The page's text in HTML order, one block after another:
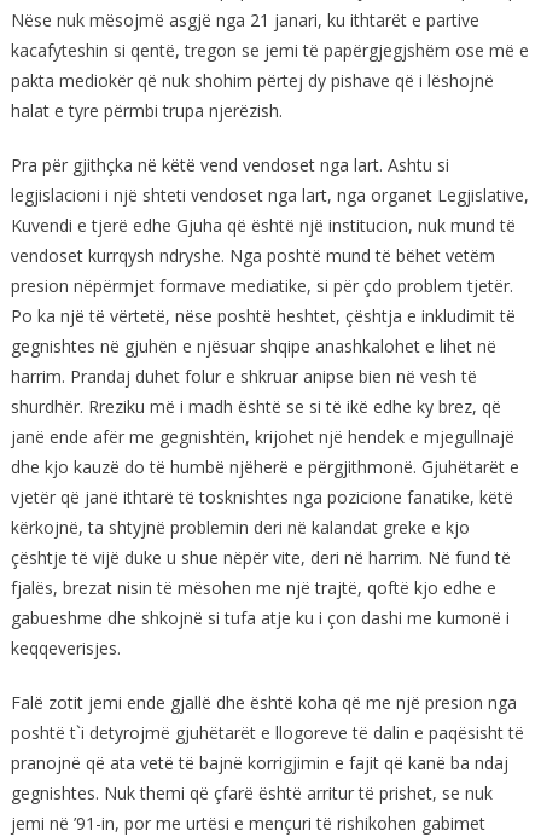
Nëse nuk mësojmë asgjë nga 21 janari, ku ithtarët e partive
kacafyteshin si qentë, tregon se jemi të papërgjegjshëm ose më e
pakta mediokër që nuk shohim përtej dy pishave që i lëshojnë
halat e tyre përmbi trupa njerëzish.
Pra për gjithçka në këtë vend vendoset nga lart. Ashtu si
legjislacioni i një shteti vendoset nga lart, nga organet Legjislative,
Kuvendi e tjerë edhe Gjuha që është një institucion, nuk mund të
vendoset kurrqysh ndryshe. Nga poshtë mund të bëhet vetëm
presion nëpërmjet formave mediatike, si për çdo problem tjetër.
Po ka një të vërtetë, nëse poshtë heshtet, çështja e inkludimit të
gegnishtes në gjuhën e njësuar shqipe anashkalohet e lihet në
harrim. Prandaj duhet folur e shkruar anipse bien në vesh të
shurdhër. Rreziku më i madh është se si të ikë edhe ky brez, që
janë ende afër me gegnishtën, krijohet një hendek e mjegullnajë
dhe kjo kauzë do të humbë njëherë e përgjithmonë. Gjuhëtarët e
vjetër që janë ithtarë të tosknishtes nga pozicione fanatike, këtë
kërkojnë, ta shtyjnë problemin deri në kalandat greke e kjo
çështje të vijë duke u shue nëpër vite, deri në harrim. Në fund të
fjalës, brezat nisin të mësohen me një trajtë, qoftë kjo edhe e
gabueshme dhe shkojnë si tufa atje ku i çon dashi me kumonë i
keqqeverisjes.
Falë zotit jemi ende gjallë dhe është koha që me një presion nga
poshtë t`i detyrojmë gjuhëtarët e llogoreve të dalin e paqësisht të
pranojnë që ata vetë të bajnë korrigjimin e fajit që kanë ba ndaj
gegnishtes. Nuk themi që çfarë është arritur të prishet, se nuk
jemi në ’91-in, por me urtësi e mençuri të rishikohen gabimet